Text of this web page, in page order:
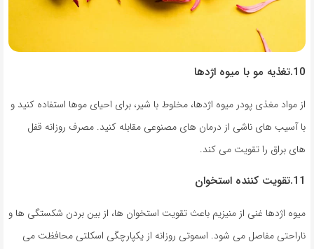
10.تغذیه مو با میوه اژدها
از مواد مغذی پودر میوه اژدها، مخلوط با شیر، برای احیای موها استفاده کنید و
با آسیب های ناشی از درمان های مصنوعی مقابله کنید. مصرف روزانه قفل
های براق را تقویت می کند.
11.تقویت کننده استخوان
میوه اژدها غنی از منیزیم باعث تقویت استخوان ها، از بین بردن شکستگی ها و
ناراحتی مفاصل می شود. اسموتی روزانه از یکپارچگی اسکلتی محافظت می